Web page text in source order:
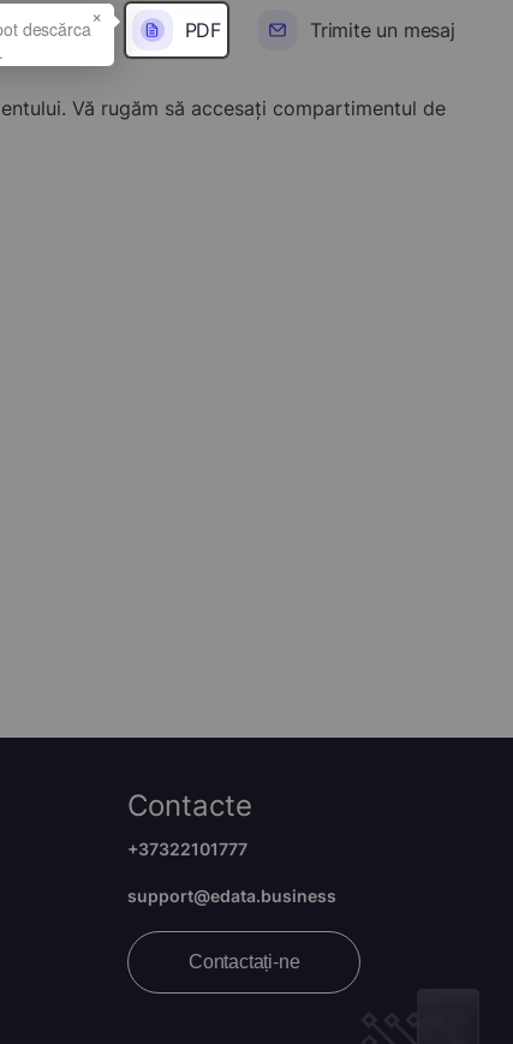
PDF Trimite un mesaj
Vă rugăm să accesați compartimentul de
Contacte
+37322101777
support@edata.business
Contactați-ne
×